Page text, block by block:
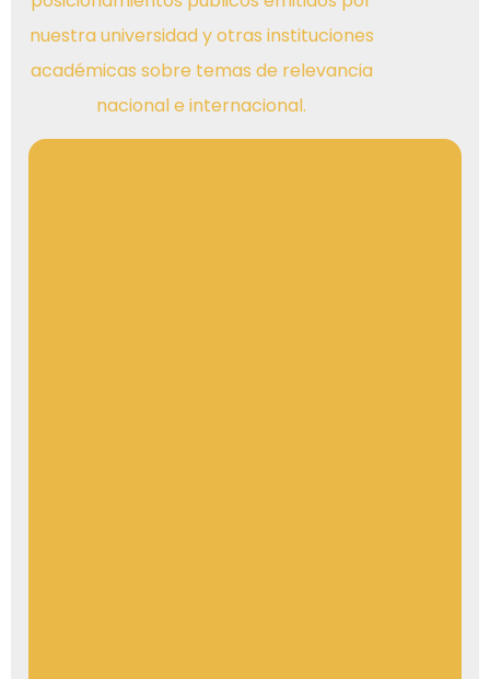
nuestra universidad y otras instituciones
académicas sobre temas de relevancia
nacional e internacional.